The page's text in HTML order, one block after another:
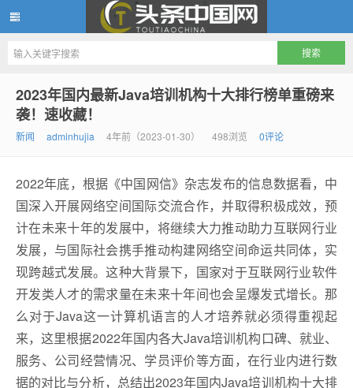
头条中国网
2023年国内最新Java培训机构十大排行榜单重磅来
袭！速收藏！
新闻 adminhujia 4年前（2023-01-30） 498浏览 0评论
2022年底，根据《中国网信》杂志发布的信息数据看，中
国深入开展网络空间国际交流合作，并取得积极成效，预
计在未来十年的发展中，将继续大力推动助力互联网行业
发展，与国际社会携手推动构建网络空间命运共同体，实
现跨越式发展。这种大背景下，国家对于互联网行业软件
开发类人才的需求量在未来十年间也会呈爆发式增长。那
么对于Java这一计算机语言的人才培养就必须得重视起
来，这里根据2022年国内各大Java培训机构口碑、就业、
服务、公司经营情况、学员评价等方面，在行业内进行数
据的对比与分析，总结出2023年国内Java培训机构十大排